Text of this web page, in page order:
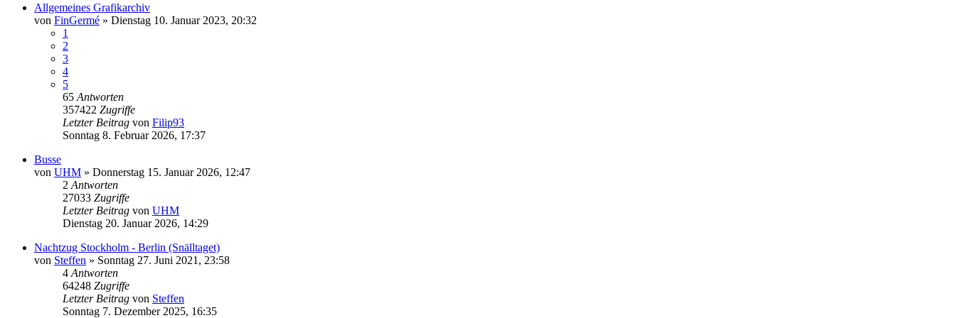
Allgemeines Grafikarchiv
von FinGermé » Dienstag 10. Januar 2023, 20:32
1
2
3
4
5
65 Antworten
357422 Zugriffe
Letzter Beitrag von Filip93
Sonntag 8. Februar 2026, 17:37
Busse
von UHM » Donnerstag 15. Januar 2026, 12:47
2 Antworten
27033 Zugriffe
Letzter Beitrag von UHM
Dienstag 20. Januar 2026, 14:29
Nachtzug Stockholm - Berlin (Snälltaget)
von Steffen » Sonntag 27. Juni 2021, 23:58
4 Antworten
64248 Zugriffe
Letzter Beitrag von Steffen
Sonntag 7. Dezember 2025, 16:35